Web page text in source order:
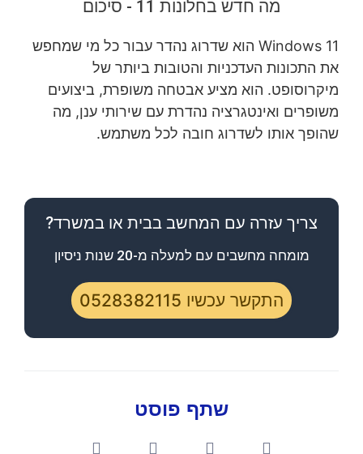
מה חדש בחלונות 11 - סיכום
Windows 11 הוא שדרוג נהדר עבור כל מי שמחפש
את התכונות העדכניות והטובות ביותר של
מיקרוסופט. הוא מציע אבטחה משופרת, ביצועים
משופרים ואינטגרציה נהדרת עם שירותי ענן, מה
שהופך אותו לשדרוג חובה לכל משתמש.
צריך עזרה עם המחשב בבית או במשרד?
מומחה מחשבים עם למעלה מ-20 שנות ניסיון
התקשר עכשיו 0528382115​
שתף פוסט